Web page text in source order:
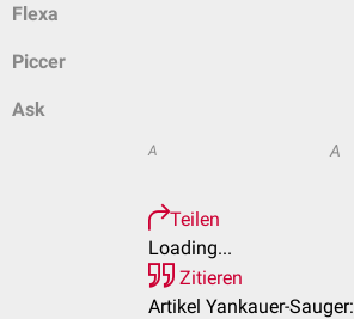
Flexa
Piccer
Ask
A A
Teilen
Loading...
Zitieren
Artikel Yankauer-Sauger: